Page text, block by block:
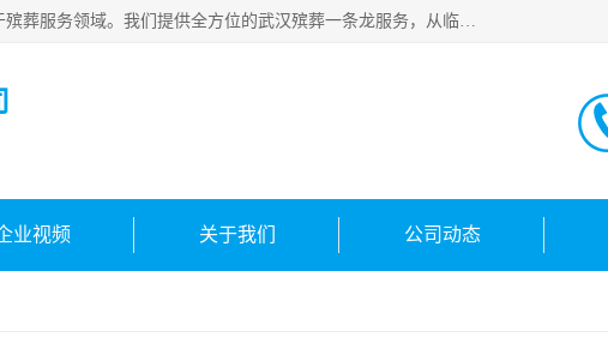
武汉生命之源文化有限公司，秉持着对生命的敬重与关怀，专注于殡葬服务领域。我们提供全方位的武汉殡葬一条龙服务，从临终关怀开始，到后事的妥善处理，每个环节都精心安排。专业团队严格依照规范，为逝者净身、穿衣，庄重地接运遗体，提供优质的遗体整理与妆扮服务。告别仪式策划、火化手续办理以及骨灰安置等事务，也都有专人协助。
业视频 关于我们 公司动态